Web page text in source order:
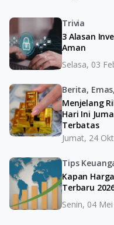
Trivia
3 Alasan
Aman
Selasa, 03
Berita,
Menjelang
Hari Ini
Terbatas
Jumat, 24
Tips
Kapan
Terbaru
Senin, 04